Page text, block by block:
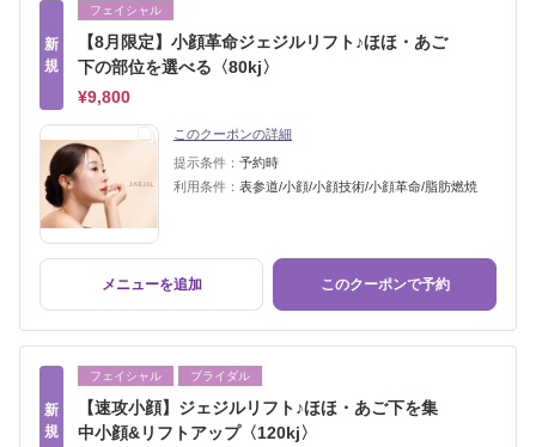
新
規
フェイシャル
【8月限定】小顔革命ジェジルリフト♪ほほ・あご
下の部位を選べる〈80kj〉
¥9,800
このクーポンの詳細
提示条件： 予約時
利用条件： 表参道/小顔/小顔技術/小顔革命/脂肪燃焼
メニューを追加 このクーポンで予約
新
規
フェイシャル ブライダル
【速攻小顔】ジェジルリフト♪ほほ・あご下を集
中小顔&リフトアップ〈120kj〉